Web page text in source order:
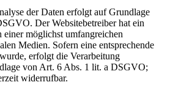
der Daten erfolgt auf Grundlage
Der Websitebetreiber hat ein
einer möglichst umfangreichen
Medien. Sofern eine entsprechende
erfolgt die Verarbeitung
von Art. 6 Abs. 1 lit. a DSGVO;
widerrufbar.